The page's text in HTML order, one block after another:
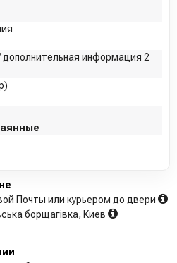
информация 2
Почты или курьером до двери
борщагівка, Киев